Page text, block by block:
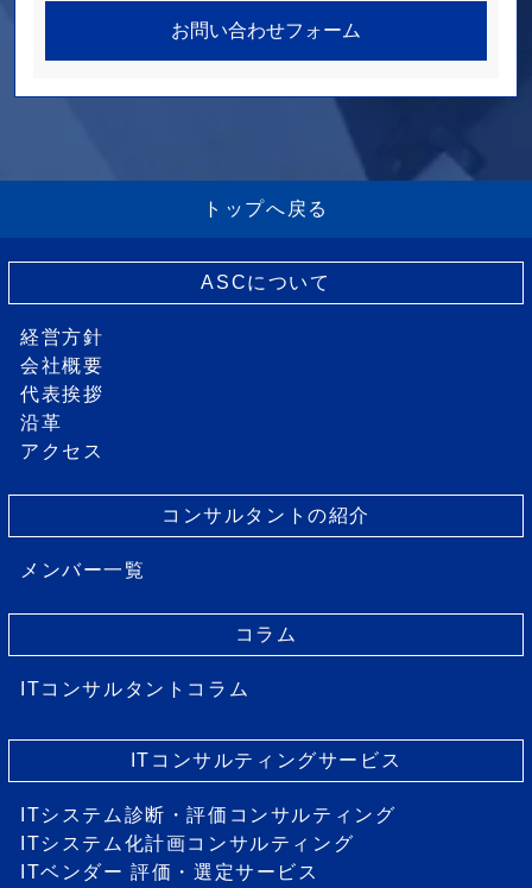
お問い合わせフォーム
トップへ戻る
ASCについて
経営方針
会社概要
代表挨拶
沿革
アクセス
コンサルタントの紹介
メンバー一覧
コラム
ITコンサルタントコラム
ITコンサルティングサービス
ITシステム診断・評価コンサルティング
ITシステム化計画コンサルティング
ITベンダー 評価・選定サービス